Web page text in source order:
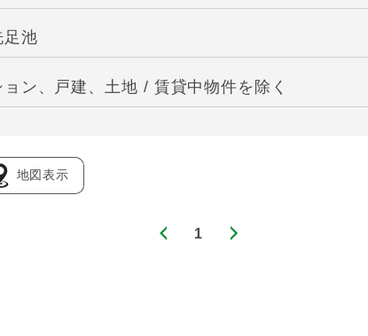
池
ン、戸建、土地 / 賃貸中物件を除く
地図表示
1